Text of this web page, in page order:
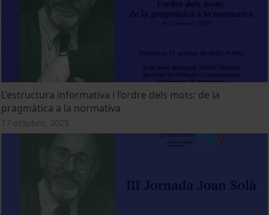
L’estructura informativa i l’ordre dels mots: de la
pragmàtica a la normativa
17 octubre, 2025